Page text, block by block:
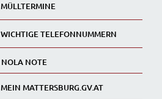
MÜLLTERMINE
WICHTIGE TELEFONNUMMERN
NOLA NOTE
MEIN MATTERSBURG.GV.AT